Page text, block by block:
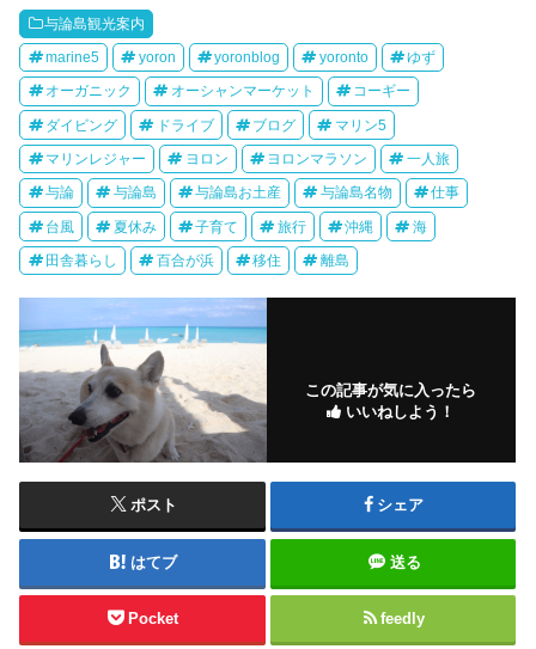
与論島観光案内
marine5 yoron yoronblog yoronto ゆず
オーガニック オーシャンマーケット コーギー
ダイビング ドライブ ブログ マリン5
マリンレジャー ヨロン ヨロンマラソン 一人旅
与論 与論島 与論島お土産 与論島名物 仕事
台風 夏休み 子育て 旅行 沖縄 海
田舎暮らし 百合が浜 移住 離島
この記事が気に入ったら
いいねしよう！
ポスト シェア
はてブ 送る
Pocket feedly